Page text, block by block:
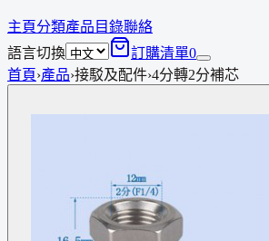
主頁分類產品 目錄聯絡
語言切換
訂購清單0
首頁›產品›接駁及配件›4分轉2分補芯